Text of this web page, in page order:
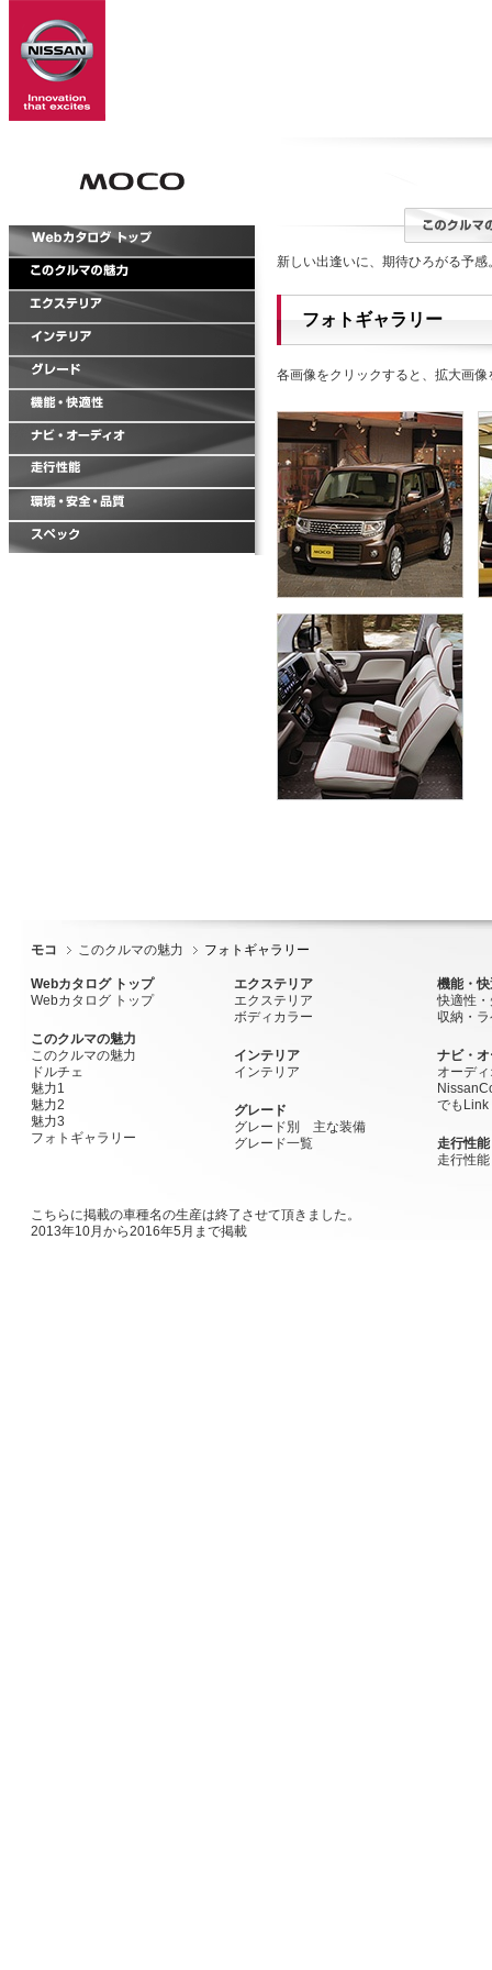
新しい出逢いに、期待ひろがる予
フォトギャラリー
各画像をクリックすると、拡大画
モコ このクルマの魅力 フォトギャラリー
Webカタログ トップ
Webカタログ トップ
このクルマの魅力
このクルマの魅力
ドルチェ
魅力1
魅力2
魅力3
フォトギャラリー
エクステリア
エクステリア
ボディカラー
インテリア
インテリア
グレード
グレード別 主な装備
グレード一覧
機能・
快適性
収納・
ナビ・
オーディ
でもLink
走行性能
走行性能
こちらに掲載の車種名の生産は終了させて頂きました。
2013年10月から2016年5月まで掲載